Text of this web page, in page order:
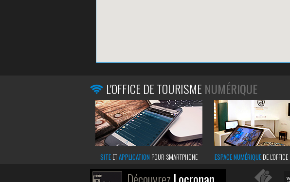
L'OFFICE DE TOURISME NUMÉRIQUE
SITE ETAPPLICATION POUR SMARTPHONE ESPACE NUMÉRIQUE DE